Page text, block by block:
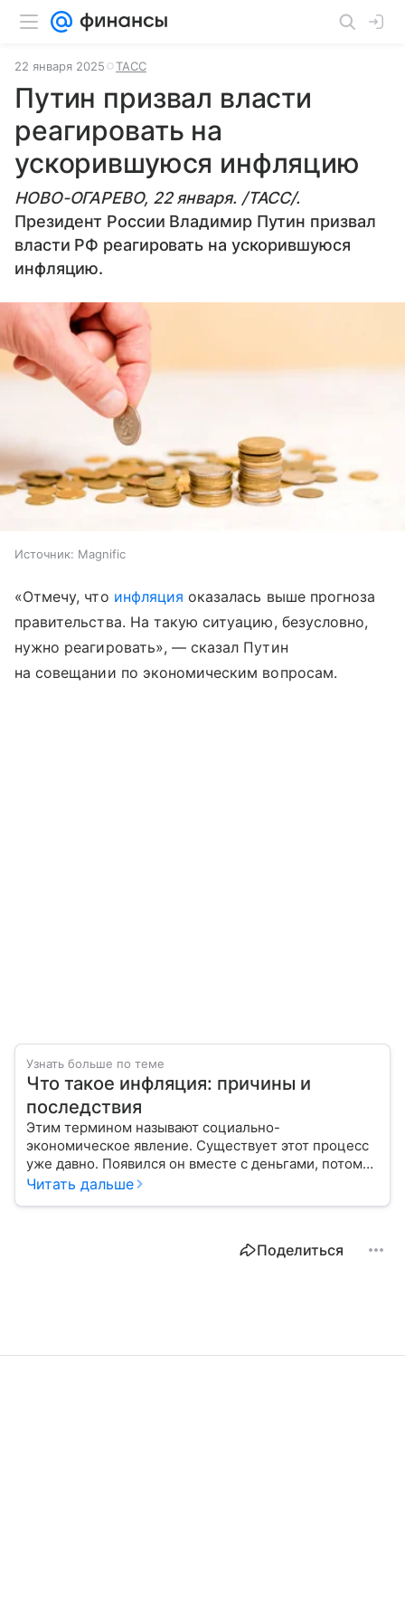
22 января 2025 ТАСС
Путин призвал власти
реагировать на
ускорившуюся инфляцию
НОВО-ОГАРЕВО, 22 января. /ТАСС/.
Президент России Владимир Путин призвал
власти РФ реагировать на ускорившуюся
инфляцию.
Источник: Magnific
«Отмечу, что инфляция оказалась выше прогноза
правительства. На такую ситуацию, безусловно,
нужно реагировать», — сказал Путин
на совещании по экономическим вопросам.
Узнать больше по теме
Что такое инфляция: причины и
последствия
Этим термином называют социально-
экономическое явление. Существует этот процесс
уже давно. Появился он вместе с деньгами, потому
что эти составляющие неразрывно связаны друг с
Читать дальше
Поделиться